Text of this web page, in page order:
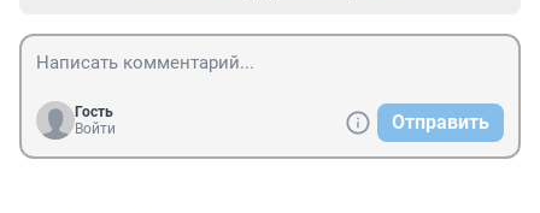
Гость
Войти
Отправить